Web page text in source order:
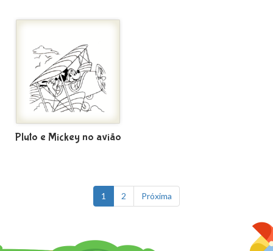
Pluto e Mickey no avião
1 2 Próxima